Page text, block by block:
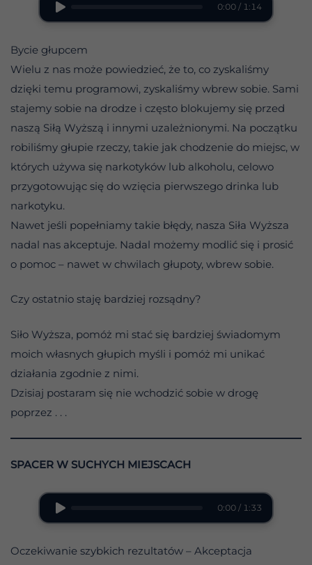
0:00 / 1:14
Bycie głupcem
Wielu z nas może powiedzieć, że to, co zyskaliśmy
dzięki temu programowi, zyskaliśmy wbrew sobie. Sami
stajemy sobie na drodze i często blokujemy się przed
naszą Siłą Wyższą i innymi uzależnionymi. Na początku
robiliśmy głupie rzeczy, takie jak chodzenie do miejsc, w
których używa się narkotyków lub alkoholu, celowo
przygotowując się do wzięcia pierwszego drinka lub
narkotyku.
Nawet jeśli popełniamy takie błędy, nasza Siła Wyższa
nadal nas akceptuje. Nadal możemy modlić się i prosić
o pomoc – nawet w chwilach głupoty, wbrew sobie.
Czy ostatnio staję bardziej rozsądny?
Siło Wyższa, pomóż mi stać się bardziej świadomym
moich własnych głupich myśli i pomóż mi unikać
działania zgodnie z nimi.
Dzisiaj postaram się nie wchodzić sobie w drogę
poprzez . . .
SPACER W SUCHYCH MIEJSCACH
0:00 / 1:33
Oczekiwanie szybkich rezultatów – Akceptacja